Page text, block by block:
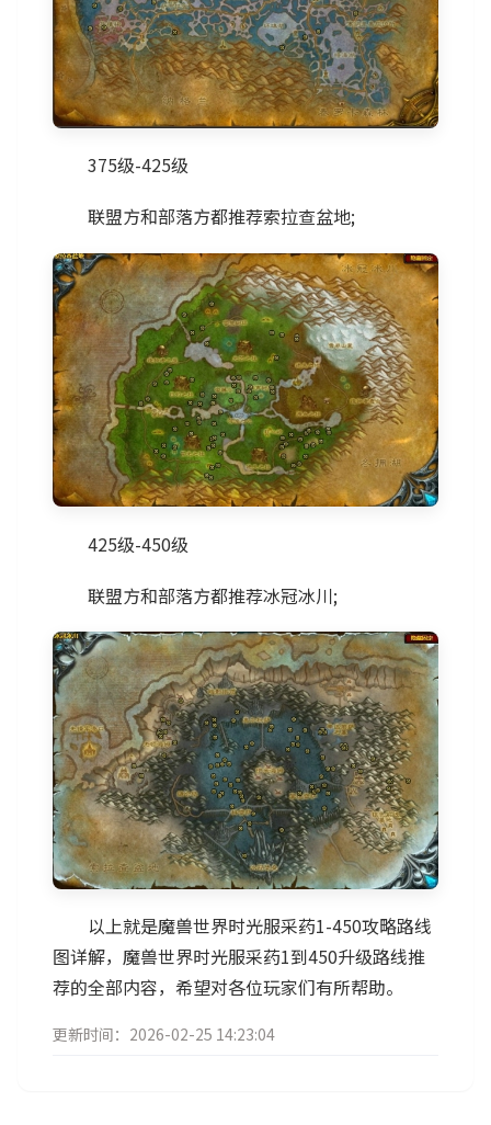
375级-425级
联盟方和部落方都推荐索拉查盆地;
425级-450级
联盟方和部落方都推荐冰冠冰川;
以上就是魔兽世界时光服采药1-450攻略路线
图详解，魔兽世界时光服采药1到450升级路线推
荐的全部内容，希望对各位玩家们有所帮助。
更新时间：2026-02-25 14:23:04